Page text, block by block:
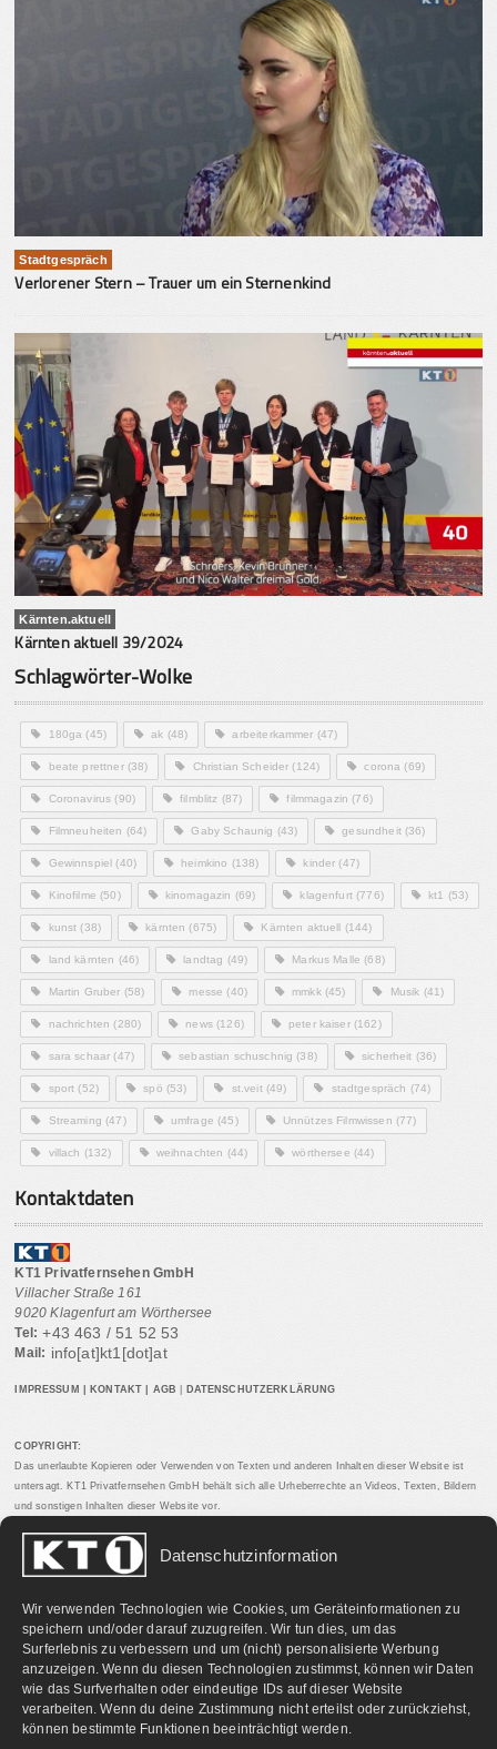
Datenschutzinformation
Wir verwenden Technologien wie Cookies, um Geräteinformationen zu
speichern und/oder darauf zuzugreifen. Wir tun dies, um das
Surferlebnis zu verbessern und um (nicht) personalisierte Werbung
anzuzeigen. Wenn du diesen Technologien zustimmst, können wir Daten
wie das Surfverhalten oder eindeutige IDs auf dieser Website
verarbeiten. Wenn du deine Zustimmung nicht erteilst oder zurückziehst,
können bestimmte Funktionen beeinträchtigt werden.
Stadtgespräch
Verlorener Stern – Trauer um ein Sternenkind
Kärnten.aktuell
Kärnten aktuell 39/2024
Schlagwörter-Wolke
180ga (45) ak (48) arbeiterkammer (47)
beate prettner(38) Christian Scheider (124) corona (69)
Coronavirus (90) filmblitz (87) filmmagazin (76)
Filmneuheiten (64) Gaby Schaunig (43) gesundheit(36)
Gewinnspiel (40) heimkino (138) kinder (47)
Kinofilme (50) kinomagazin (69) klagenfurt(776) kt1 (53)
kunst (38) kärnten (675) Kärnten aktuell (144)
land kärnten (46) landtag (49) Markus Malle (68)
Martin Gruber (58) messe (40) mmkk(45) Musik (41)
nachrichten (280) news(126) peter kaiser(162)
sara schaar (47) sebastian schuschnig (38) sicherheit (36)
sport (52) spö (53) st.veit(49) stadtgespräch (74)
Streaming (47) umfrage (45) Unnützes Filmwissen (77)
villach (132) weihnachten (44) wörthersee (44)
Kontaktdaten
KT1 Privatfernsehen GmbH
Villacher Straße 161
9020 Klagenfurt am Wörthersee
Tel: +43 463 / 51 52 53
Mail: info[at]kt1[dot]at
IMPRESSUM KONTAKT AGB DATENSCHUTZERKLÄRUNG
COPYRIGHT:
Das unerlaubte Kopieren oder Verwenden von Texten und anderen Inhalten dieser Website ist
untersagt. KT1 Privatfernsehen GmbH behält sich alle Urheberrechte an Videos, Texten, Bildern
und sonstigen Inhalten dieser Website vor.
PARTNERLINKS: